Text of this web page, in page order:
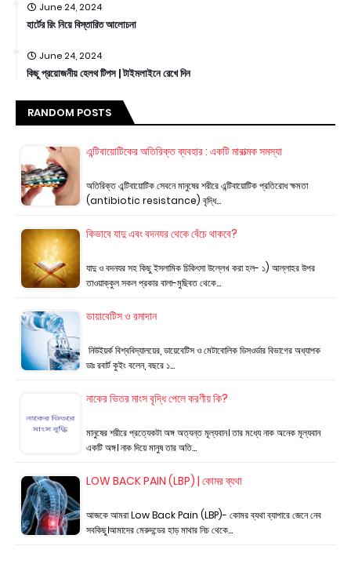
June 24, 2024
হার্টের রিং নিয়ে বিস্তারিত আলোচনা
June 24, 2024
কিছু প্রয়োজনীয় হেলথ টিপস | টাইমলাইনে রেখে দিন
RANDOM POSTS
এন্টিবায়োটিকের অতিরিক্ত ব্যবহার : একটি মারাত্মক সমস্যা
অতিরিক্ত এন্টিবায়োটিক সেবনে মানুষের শরীরে এন্টিবায়োটিক প্রতিরোধ ক্ষমতা
(antibiotic resistance) বৃদ্ধি…
কিভাবে যাদু এবং বদনযর থেকে বেঁচে থাকবে?
যাদু ও বদনযর সহ কিছু ইসলামিক চিকিৎসা উল্লেখ করা হল- ১) আল্লাহর উপর
তাওয়াক্কুল সকল প্রকার বালা-মুছিবত থেকে…
ডায়াবেটিস ও রমাদান
নিউইয়র্ক বিশ্ববিদ্যালয়ের, ডায়েবেটিস ও মেটাবোলিক ডিসওর্ডার বিভাগের অধ্যাপক
ডাঃ রবার্ট কুইং বলেন, বছরে ১…
নাকের ভিতর মাংস বৃদ্ধি পেলে করণীয় কি?
মানুষের শরীরে প্রত্যেকটা অঙ্গ অত্যন্ত মূল্যবান। তার মধ্যে নাক অনেক মূল্যবান
একটি অঙ্গ। নাক দিয়ে মানুষ তার অতি…
LOW BACK PAIN (LBP) | কোমর ব্যথা
আজকে আমরা Low Back Pain (LBP)- কোমর ব্যথা ব্যাপারে জেনে নেব
সবকিছু।আমাদের মেরুদন্ডের হাড় মাথার নিচ থেকে…